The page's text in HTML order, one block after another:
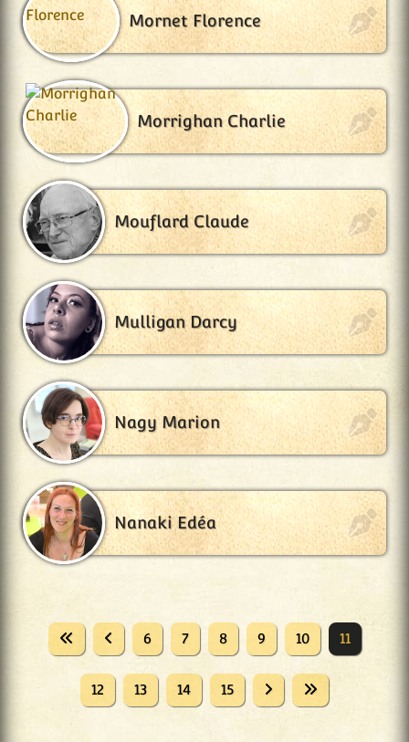
Mornet Florence
Morrighan Charlie
Mouflard Claude
Mulligan Darcy
Nagy Marion
Nanaki Edéa
6 7 8 9 10 11
12 13 14 15